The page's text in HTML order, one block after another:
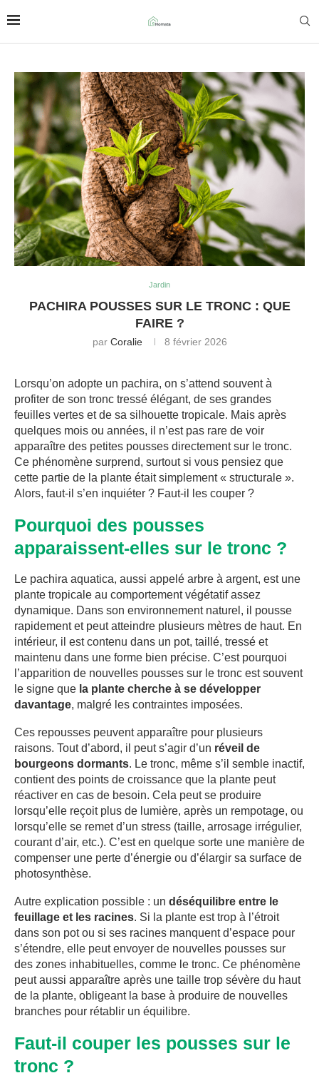
Jardin
PACHIRA POUSSES SUR LE TRONC : QUE
FAIRE ?
par Coralie 8 février 2026
Lorsqu’on adopte un pachira, on s’attend souvent à
profiter de son tronc tressé élégant, de ses grandes
feuilles vertes et de sa silhouette tropicale. Mais après
quelques mois ou années, il n’est pas rare de voir
apparaître des petites pousses directement sur le tronc.
Ce phénomène surprend, surtout si vous pensiez que
cette partie de la plante était simplement « structurale ».
Alors, faut-il s’en inquiéter ? Faut-il les couper ?
Pourquoi des pousses
apparaissent-elles sur le tronc ?
Le pachira aquatica, aussi appelé arbre à argent, est une
plante tropicale au comportement végétatif assez
dynamique. Dans son environnement naturel, il pousse
rapidement et peut atteindre plusieurs mètres de haut. En
intérieur, il est contenu dans un pot, taillé, tressé et
maintenu dans une forme bien précise. C’est pourquoi
l’apparition de nouvelles pousses sur le tronc est souvent
le signe que la plante cherche à se développer
davantage, malgré les contraintes imposées.
Ces repousses peuvent apparaître pour plusieurs
raisons. Tout d’abord, il peut s’agir d’un réveil de
bourgeons dormants. Le tronc, même s’il semble inactif,
contient des points de croissance que la plante peut
réactiver en cas de besoin. Cela peut se produire
lorsqu’elle reçoit plus de lumière, après un rempotage, ou
lorsqu’elle se remet d’un stress (taille, arrosage irrégulier,
courant d’air, etc.). C’est en quelque sorte une manière de
compenser une perte d’énergie ou d’élargir sa surface de
photosynthèse.
Autre explication possible : un déséquilibre entre le
feuillage et les racines. Si la plante est trop à l’étroit
dans son pot ou si ses racines manquent d’espace pour
s’étendre, elle peut envoyer de nouvelles pousses sur
des zones inhabituelles, comme le tronc. Ce phénomène
peut aussi apparaître après une taille trop sévère du haut
de la plante, obligeant la base à produire de nouvelles
branches pour rétablir un équilibre.
Faut-il couper les pousses sur le
tronc ?